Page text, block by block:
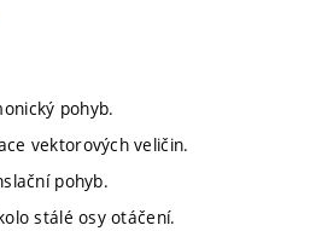
pohyb.
vektorových veličin.
pohyb.
stálé osy otáčení.